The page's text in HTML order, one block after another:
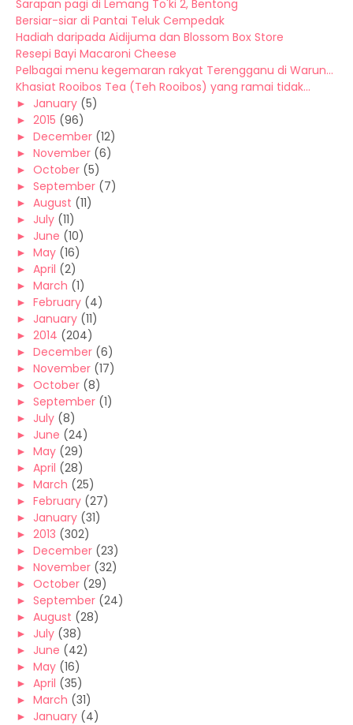
Sarapan pagi di Lemang To'ki 2, Bentong
Bersiar-siar di Pantai Teluk Cempedak
Hadiah daripada Aidijuma dan Blossom Box Store
Resepi Bayi Macaroni Cheese
Pelbagai menu kegemaran rakyat Terengganu di Warun...
Khasiat Rooibos Tea (Teh Rooibos) yang ramai tidak...
► January (5)
► 2015 (96)
► December (12)
► November (6)
► October (5)
► September (7)
► August (11)
► July (11)
► June (10)
► May (16)
► April (2)
► March (1)
► February (4)
► January (11)
► 2014 (204)
► December (6)
► November (17)
► October (8)
► September (1)
► July (8)
► June (24)
► May (29)
► April (28)
► March (25)
► February (27)
► January (31)
► 2013 (302)
► December (23)
► November (32)
► October (29)
► September (24)
► August (28)
► July (38)
► June (42)
► May (16)
► April (35)
► March (31)
► January (4)